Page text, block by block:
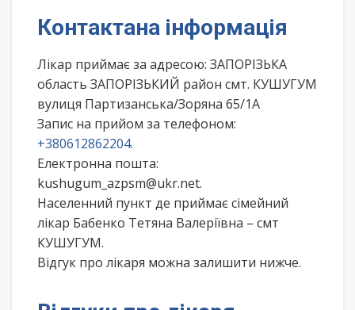
Контактана інформація
Лікар приймає за адресою: ЗАПОРІЗЬКА
область ЗАПОРІЗЬКИЙ район смт. КУШУГУМ
вулиця Партизанська/Зоряна 65/1А
Запис на прийом за телефоном:
+380612862204.
Електронна пошта:
kushugum_azpsm@ukr.net.
Населенний пункт де приймає сімейний
лікар Бабенко Тетяна Валеріївна – смт
КУШУГУМ.
Відгук про лікаря можна залишити нижче.